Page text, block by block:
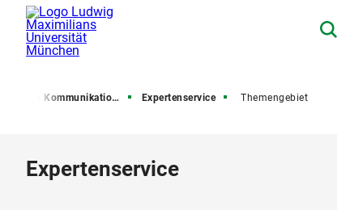
und Kommunikation (PuK) Expertenservice Themengebiet
Expertenservice